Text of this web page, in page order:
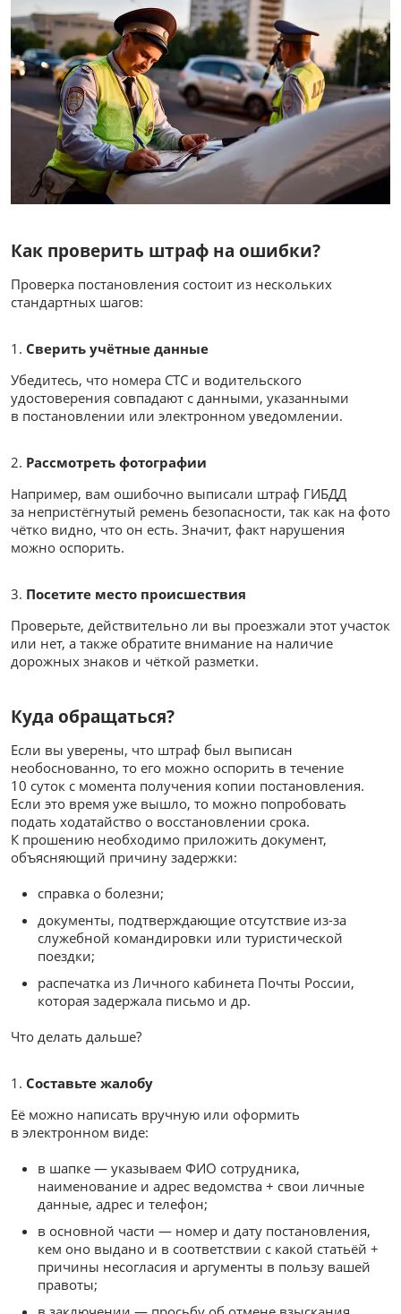
Как проверить штраф на ошибки?
Проверка постановления состоит из нескольких
стандартных шагов:
Сверить учётные данные
Убедитесь, что номера СТС и водительского
удостоверения совпадают с данными, указанными
в постановлении или электронном уведомлении.
Рассмотреть фотографии
Например, вам ошибочно выписали штраф ГИБДД
за непристёгнутый ремень безопасности, так как на фото
чётко видно, что он есть. Значит, факт нарушения
можно оспорить.
Посетите место происшествия
Проверьте, действительно ли вы проезжали этот участок
или нет, а также обратите внимание на наличие
дорожных знаков и чёткой разметки.
Куда обращаться?
Если вы уверены, что штраф был выписан
необоснованно, то его можно оспорить в течение
10 суток с момента получения копии постановления.
Если это время уже вышло, то можно попробовать
подать ходатайство о восстановлении срока.
К прошению необходимо приложить документ,
объясняющий причину задержки:
справка о болезни;
документы, подтверждающие отсутствие из-за
служебной командировки или туристической
поездки;
распечатка из Личного кабинета Почты России,
которая задержала письмо и др.
Что делать дальше?
Составьте жалобу
Её можно написать вручную или оформить
в электронном виде:
в шапке — указываем ФИО сотрудника,
наименование и адрес ведомства + свои личные
данные, адрес и телефон;
в основной части — номер и дату постановления,
кем оно выдано и в соответствии с какой статьёй +
причины несогласия и аргументы в пользу вашей
правоты;